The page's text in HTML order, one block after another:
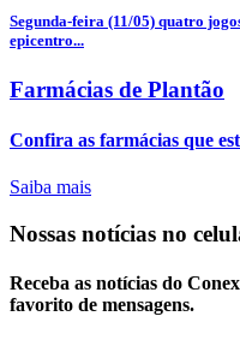
Segunda-feira (11/05) quatro
epicentro...
Farmácias de Plantão
Confira as farmácias que
Saiba mais
Nossas notícias no
Receba as notícias do
favorito de mensagens.